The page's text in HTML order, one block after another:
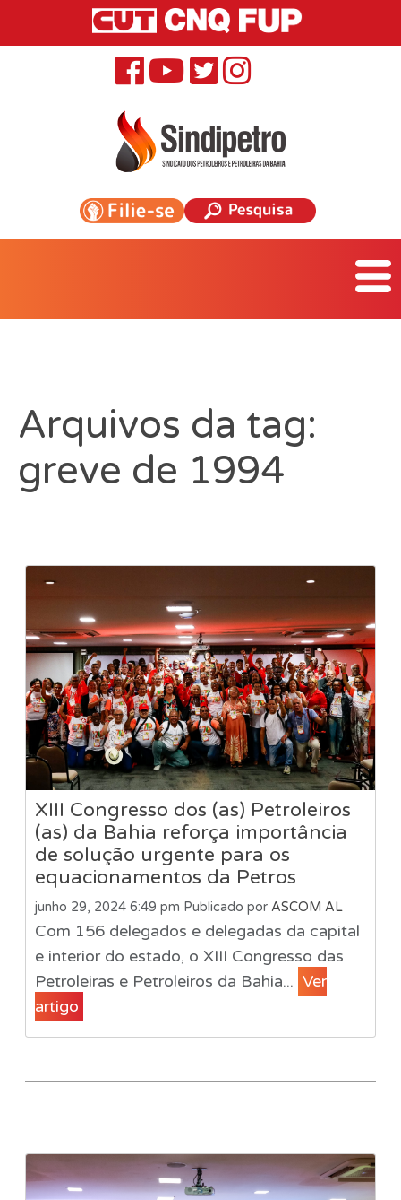
Arquivos da tag:
greve de 1994
XIII Congresso dos (as) Petroleiros
(as) da Bahia reforça importância
de solução urgente para os
equacionamentos da Petros
junho 29, 2024 6:49 pm Publicado por ASCOM AL
Com 156 delegados e delegadas da capital
e interior do estado, o XIII Congresso das
Petroleiras e Petroleiros da Bahia... Ver
artigo